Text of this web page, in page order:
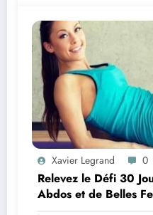
Xavier Legrand 0
Relevez le Défi 30
Abdos et de Belles